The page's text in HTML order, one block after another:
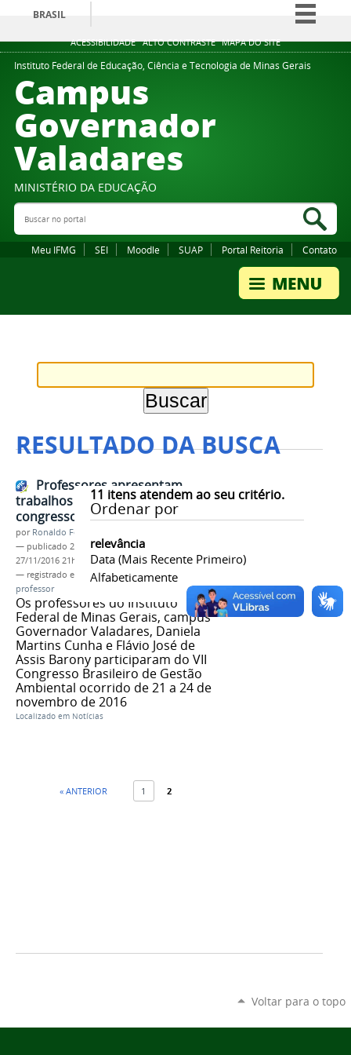
ACESSIBILIDADE ALTO CONTRASTE MAPA DO SITE
BRASIL
Simplifique!
Comunica BR
Instituto Federal de Educação, Ciência e Tecnologia de Minas Gerais
Campus
Governador
Valadares
MINISTÉRIO DA EDUCAÇÃO
Buscar no portal
Meu IFMG SEI Moodle SUAP Portal Reitoria Contato
RESULTADO DA BUSCA
11 itens atendem ao seu critério.
Ordenar por
relevância
Data (mais Recente Primeiro)
Alfabeticamente
Professores apresentam
trabalhos de seus orientandos em
congresso de Gestão Ambiental
por Ronaldo Fernandes Roque
— publicado 27/11/2016—última modificação
27/11/2016 21h10
— registrado em:
congresso,gestão ambiental
professor
Os professores do Instituto
Federal de Minas Gerais, campus
Governador Valadares, Daniela
Martins Cunha e Flávio José de
Assis Barony participaram do VII
Congresso Brasileiro de Gestão
Ambiental ocorrido de 21 a 24 de
novembro de 2016
Localizado em Notícias
« ANTERIOR 1 2
Voltar para o topo